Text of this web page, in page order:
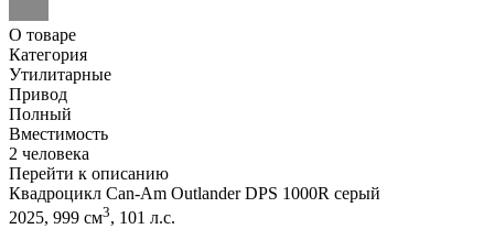
О товаре
Категория
Утилитарные
Привод
Полный
Вместимость
2 человека
Перейти к описанию
Квадроцикл Can-Am Outlander DPS 1000R серый
2025, 999 см3, 101 л.с.